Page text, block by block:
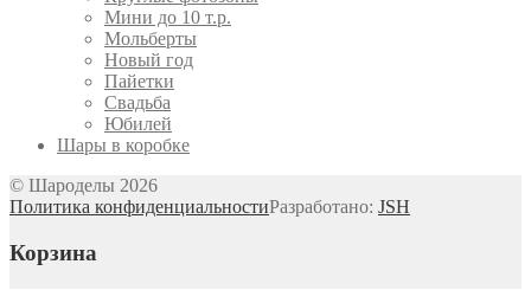
Мини до 10 т.р.
Мольберты
Новый год
Пайетки
Свадьба
Юбилей
Шары в коробке
© Шароделы 2026
Политика конфиденциальностиРазработано: JSH
Корзина